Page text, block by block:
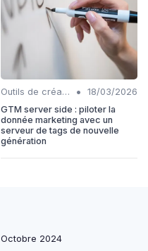
Outils de création de contenu automatisés •
18/03/2026
GTM server side : piloter la
donnée marketing avec un
serveur de tags de nouvelle
génération
Octobre 2024